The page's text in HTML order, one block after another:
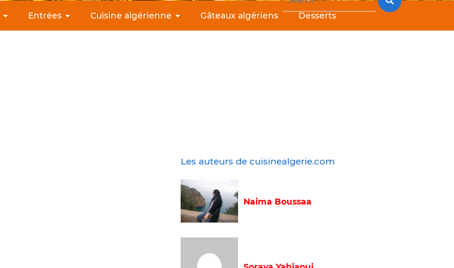
Entrées Cuisine algérienne Gâteaux algériens Desserts
Les auteurs de cuisinealgerie.com
Naima Boussaa